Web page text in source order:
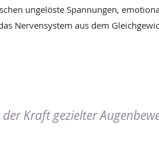
ungelöste Spannungen,
Nervensystem aus dem
Kraft gezielter